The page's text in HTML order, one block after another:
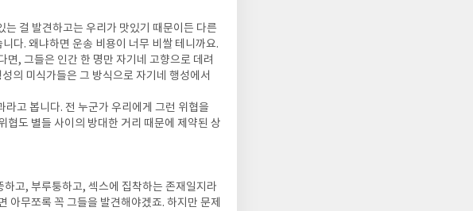
걸 발견하고는 우리가 맛있기 때문이든 다른
다. 왜냐하면 운송 비용이 너무 비쌀 테니까요.
, 그들은 인간 한 명만 자기네 고향으로 데려
의 미식가들은 그 방식으로 자기네 행성에서
고 봅니다. 전 누군가 우리에게 그런 위협을
협도 별들 사이의 방대한 거리 때문에 제약된 상
고, 부루퉁하고, 섹스에 집착하는 존재일지라
아무쪼록 꼭 그들을 발견해야겠죠. 하지만 문제